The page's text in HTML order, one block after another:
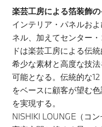
楽芸工房による箔装飾
インテリア・パネルお
ネル、加えてセンター
ドは楽芸工房による伝
希少な素材と高度な技
可能となる。伝統的な
をベースに顧客が望む
を実現する。
NISHIKI LOUNGE（コ